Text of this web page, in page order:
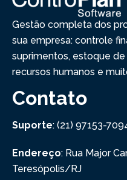
Gestão completa dos
sua empresa: controle
suprimentos, estoque
recursos humanos e
Contato
Suporte: (21) 97153-
Endereço: Rua Major
Teresópolis/RJ